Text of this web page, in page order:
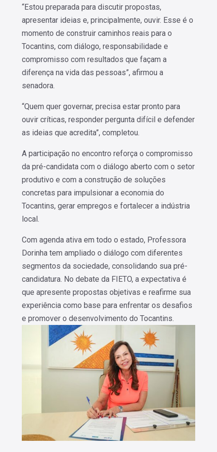
“Estou preparada para discutir propostas,
apresentar ideias e, principalmente, ouvir. Esse é o
momento de construir caminhos reais para o
Tocantins, com diálogo, responsabilidade e
compromisso com resultados que façam a
diferença na vida das pessoas”, afirmou a
senadora.
“Quem quer governar, precisa estar pronto para
ouvir críticas, responder pergunta difícil e defender
as ideias que acredita”, completou.
A participação no encontro reforça o compromisso
da pré-candidata com o diálogo aberto com o setor
produtivo e com a construção de soluções
concretas para impulsionar a economia do
Tocantins, gerar empregos e fortalecer a indústria
local.
Com agenda ativa em todo o estado, Professora
Dorinha tem ampliado o diálogo com diferentes
segmentos da sociedade, consolidando sua pré-
candidatura. No debate da FIETO, a expectativa é
que apresente propostas objetivas e reafirme sua
experiência como base para enfrentar os desafios
e promover o desenvolvimento do Tocantins.